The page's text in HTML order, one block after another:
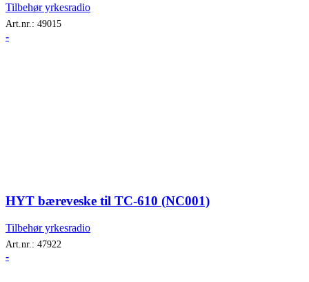
Tilbehør yrkesradio
Art.nr.: 49015
-
HYT bæreveske til TC-610 (NC001)
Tilbehør yrkesradio
Art.nr.: 47922
-